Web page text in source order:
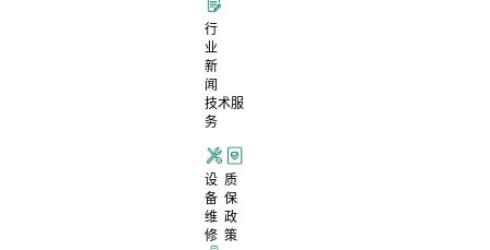
行
业
新
闻
技术服
务
设
备
维
修
质
保
政
策